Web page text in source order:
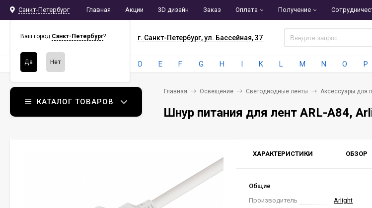
Санкт-Петербург
Ваш город Санкт-Петербург?
Главная Акции 3D дизайн Заказ Оплата Получение
СПБСНАБ г. Санкт-Петербург, ул. Бассейная, 37
Бренды: 4 D E F G H I K L M N O P
КАТАЛОГ ТОВАРОВ
Главная Освещение Светодиодные ленты Аксессуары для
Шнур питания для лент ARL-A84,
ХАРАКТЕРИСТИКИ ОБЗОР
Общие
Производитель
Arlight